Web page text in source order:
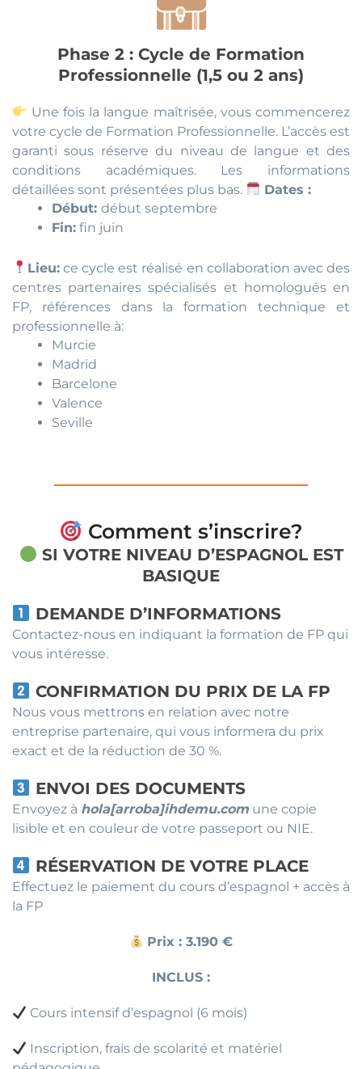
Phase 2 : Cycle de Formation
Professionnelle (1,5 ou 2 ans)
Une fois la langue maîtrisée, vous commencerez
votre cycle de Formation Professionnelle. L’accès est
garanti sous réserve du niveau de langue et des
conditions académiques. Les informations
détaillées sont présentées plus bas.
Dates :
Début:début septembre
Fin: fin juin
Lieu:ce cycle est réalisé en collaboration avec des
centres partenaires spécialisés et homologués en
FP, références dans la formation technique et
professionnelle à:
Murcie
Madrid
Barcelone
Valence
Seville
Comment s’inscrire?
SI VOTRE NIVEAU D’ESPAGNOL EST
BASIQUE
DEMANDE D’INFORMATIONS
Contactez-nous en indiquant la formation de FP qui
vous intéresse.
CONFIRMATION DU PRIX DE LA FP
Nous vous mettrons en relation avec notre
entreprise partenaire, qui vous informera du prix
exact et de la réduction de 30 %.
ENVOI DES DOCUMENTS
Envoyez à hola[arroba]ihdemu.com une copie
lisible et en couleur de votre passeport ou NIE.
RÉSERVATION DE VOTRE PLACE
Effectuez le paiement du cours d’espagnol + accès à
la FP
Prix : 3.190 €
INCLUS :
Cours intensif d’espagnol (6 mois)
Inscription, frais de scolarité et matériel